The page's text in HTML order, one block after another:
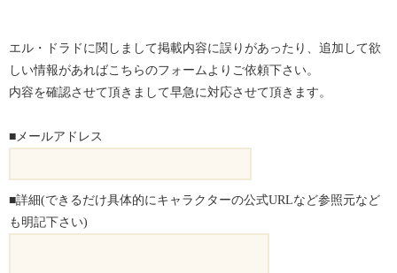
エル・ドラドに関しまして掲載内容に誤りがあったり、追加して欲
しい情報があればこちらのフォームよりご依頼下さい。
内容を確認させて頂きまして早急に対応させて頂きます。
■メールアドレス
■詳細(できるだけ具体的にキャラクターの公式URLなど参照元など
も明記下さい)